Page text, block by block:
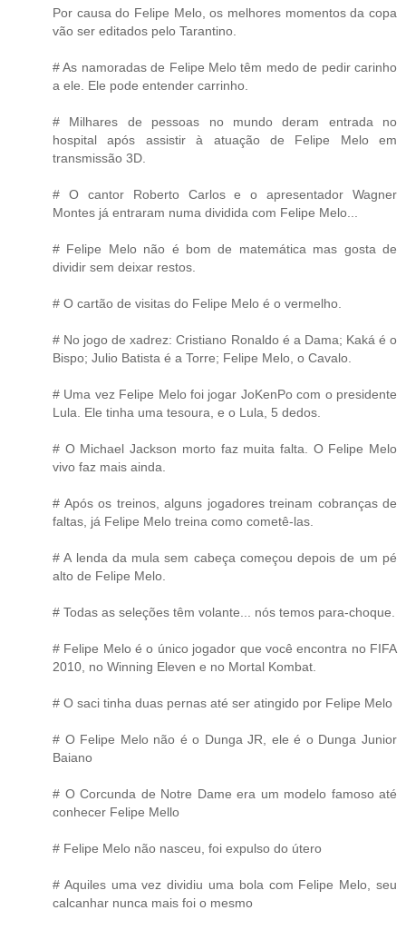
Por causa do Felipe Melo, os melhores momentos da copa
vão ser editados pelo Tarantino.
# As namoradas de Felipe Melo têm medo de pedir carinho
a ele. Ele pode entender carrinho.
# Milhares de pessoas no mundo deram entrada no
hospital após assistir à atuação de Felipe Melo em
transmissão 3D.
# O cantor Roberto Carlos e o apresentador Wagner
Montes já entraram numa dividida com Felipe Melo...
# Felipe Melo não é bom de matemática mas gosta de
dividir sem deixar restos.
# O cartão de visitas do Felipe Melo é o vermelho.
# No jogo de xadrez: Cristiano Ronaldo é a Dama; Kaká é o
Bispo; Julio Batista é a Torre; Felipe Melo, o Cavalo.
# Uma vez Felipe Melo foi jogar JoKenPo com o presidente
Lula. Ele tinha uma tesoura, e o Lula, 5 dedos.
# O Michael Jackson morto faz muita falta. O Felipe Melo
vivo faz mais ainda.
# Após os treinos, alguns jogadores treinam cobranças de
faltas, já Felipe Melo treina como cometê-las.
# A lenda da mula sem cabeça começou depois de um pé
alto de Felipe Melo.
# Todas as seleções têm volante... nós temos para-choque.
# Felipe Melo é o único jogador que você encontra no FIFA
2010, no Winning Eleven e no Mortal Kombat.
# O saci tinha duas pernas até ser atingido por Felipe Melo
# O Felipe Melo não é o Dunga JR, ele é o Dunga Junior
Baiano
# O Corcunda de Notre Dame era um modelo famoso até
conhecer Felipe Mello
# Felipe Melo não nasceu, foi expulso do útero
# Aquiles uma vez dividiu uma bola com Felipe Melo, seu
calcanhar nunca mais foi o mesmo